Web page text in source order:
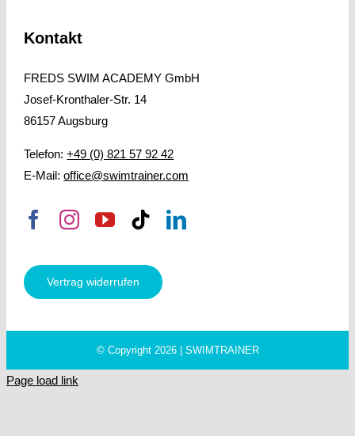
Kontakt
FREDS SWIM ACADEMY GmbH
Josef-Kronthaler-Str. 14
86157 Augsburg
Telefon:+49 (0) 821 57 92 42
E-Mail:office@swimtrainer.com
Vertrag widerrufen
© Copyright 2026 | SWIMTRAINER
Page load link